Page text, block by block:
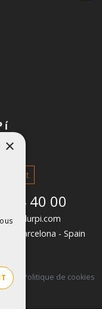
Contact
24 40 00
Barcelona - Spain
Politique de cookies
×